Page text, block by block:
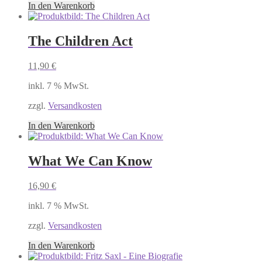
In den Warenkorb
The Children Act
11,90 €
inkl. 7 % MwSt.
zzgl. Versandkosten
In den Warenkorb
What We Can Know
16,90 €
inkl. 7 % MwSt.
zzgl. Versandkosten
In den Warenkorb